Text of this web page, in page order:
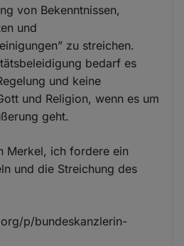
von Bekenntnissen,
und
zu streichen.
bedarf es
und keine
und Religion, wenn es um
geht.
Merkel, ich fordere ein
und die Streichung des
p/bundeskanzlerin-